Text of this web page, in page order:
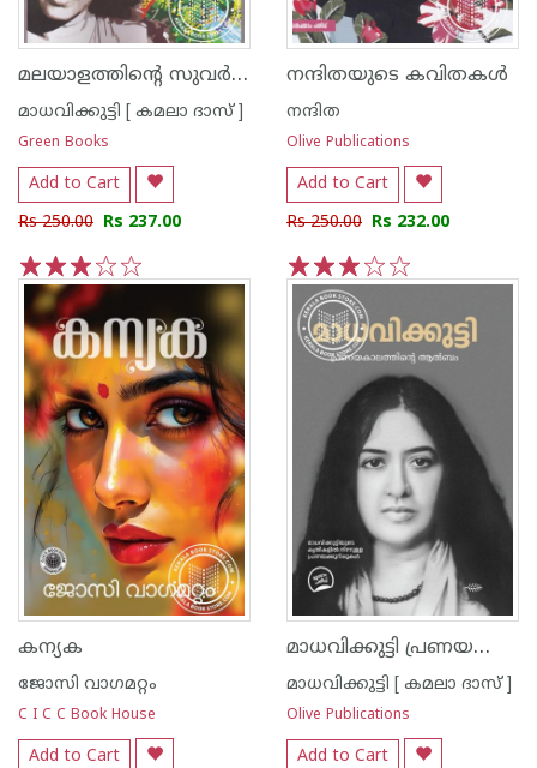
മലയാളത്തിന്റെ സുവര്‍ണ്ണ കഥകള്‍ - മാധവിക്കുട്ടി
മാധവിക്കുട്ടി [ കമലാ ദാസ് ]
Green Books
Add to Cart
Rs 250.00 Rs 237.00
5
4
3
2
1
നന്ദിതയുടെ കവിതകള്‍
നന്ദിത
Olive Publications
Add to Cart
Rs 250.00 Rs 232.00
5
4
3
2
1
കന്യക
ജോസി വാഗമറ്റം
C I C C Book House
Add to Cart
മാധവിക്കുട്ടി പ്രണയകാലത്തിന്റെ ആല്‍ബം
മാധവിക്കുട്ടി [ കമലാ ദാസ് ]
Olive Publications
Add to Cart